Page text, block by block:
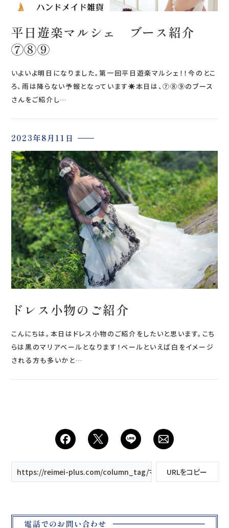
平日遊楽マルシェ ブース紹介
⑦⑧⑨
いよいよ明日になりました。第一回平日遊楽マルシェ！！今のとこ
ろ、雨は降らない予報となっています☀本日は、⑦⑧⑨のブース
さんをご紹介し…
2023年8月11日
ドレス小物のご紹介
こんにちは。本日はドレス小物のご紹介をしたいと思います。こち
らは黒のマリアベールとなります！ベールといえば白をイメージ
される方も多いかと…
https://reimei-plus.com/column_tag/マリアベール/
URLをコピー